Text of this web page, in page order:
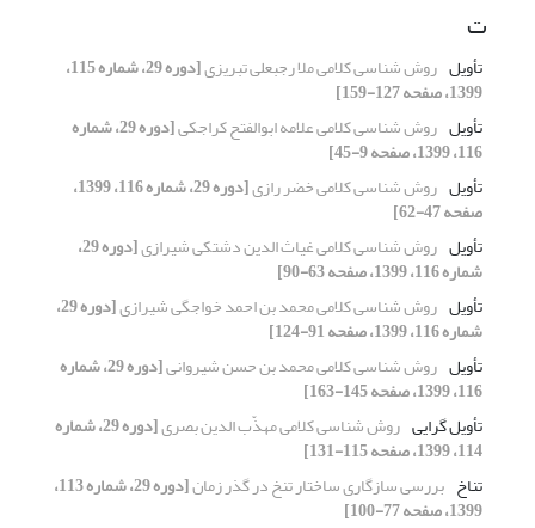
ت
تأویل روش شناسی کلامی ملا رجبعلی تبریزی [دوره 29، شماره 115،
1399، صفحه 127-159]
تأویل روش شناسی کلامی علامه ابوالفتح کراجکی [دوره 29، شماره
116، 1399، صفحه 9-45]
تأویل روش شناسی کلامی خضر رازی [دوره 29، شماره 116، 1399،
صفحه 47-62]
تأویل روش شناسی کلامی غیاث الدین دشتکی شیرازی [دوره 29،
شماره 116، 1399، صفحه 63-90]
تأویل روش شناسی کلامی محمد بن احمد خواجگی شیرازی [دوره 29،
شماره 116، 1399، صفحه 91-124]
تأویل روش شناسی کلامی محمد بن حسن شیروانی [دوره 29، شماره
116، 1399، صفحه 145-163]
تأویل گرایی روش شناسی کلامی مهذّب الدین بصری [دوره 29، شماره
114، 1399، صفحه 115-131]
تناخ بررسی سازگاری ساختار تنخ در گذر زمان [دوره 29، شماره 113،
1399، صفحه 77-100]